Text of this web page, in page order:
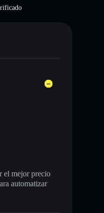
el mejor precio
automatizar